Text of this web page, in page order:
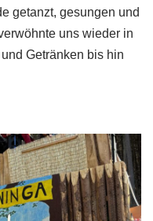
getanzt, gesungen und
uns wieder in
Getränken bis hin